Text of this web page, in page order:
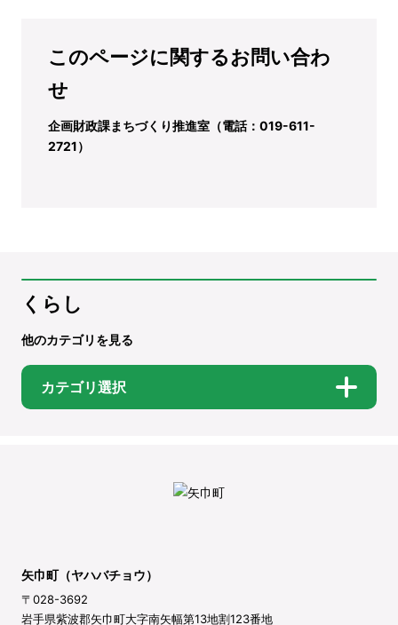
このページに関するお問い合わ
せ
企画財政課まちづくり推進室（電話：019-611-
2721）
くらし
他のカテゴリを見る
カテゴリ選択
矢巾町（ヤハバチョウ）
〒028-3692
岩手県紫波郡矢巾町大字南矢幅第13地割123番地